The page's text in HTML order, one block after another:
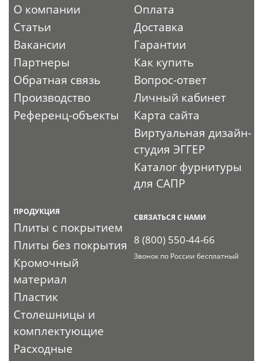
О компании
Статьи
Вакансии
Партнеры
Обратная связь
Производство
Референц-объекты
Оплата
Доставка
Гарантии
Как купить
Вопрос-ответ
Личный кабинет
Карта сайта
Виртуальная дизайн-
студия ЭГГЕР
Каталог фурнитуры
для САПР
ПРОДУКЦИЯ
Плиты с покрытием
Плиты без покрытия
Кромочный
материал
Пластик
Столешницы и
комплектующие
Расходные
СВЯЗАТЬСЯ С НАМИ
8 (800) 550-44-66
Звонок по России бесплатный